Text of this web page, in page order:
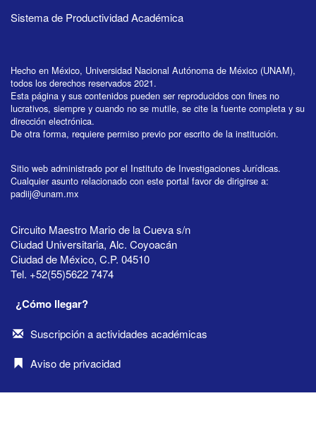
Sistema de Productividad Académica
Hecho en México, Universidad Nacional Autónoma de México (UNAM),
todos los derechos reservados 2021.
Esta página y sus contenidos pueden ser reproducidos con fines no
lucrativos, siempre y cuando no se mutile, se cite la fuente completa y su
dirección electrónica.
De otra forma, requiere permiso previo por escrito de la institución.
Sitio web administrado por el Instituto de Investigaciones Jurídicas.
Cualquier asunto relacionado con este portal favor de dirigirse a:
padiij@unam.mx
Circuito Maestro Mario de la Cueva s/n
Ciudad Universitaria, Alc. Coyoacán
Ciudad de México, C.P. 04510
Tel. +52(55)5622 7474
¿Cómo llegar?
Suscripción a actividades académicas
Aviso de privacidad